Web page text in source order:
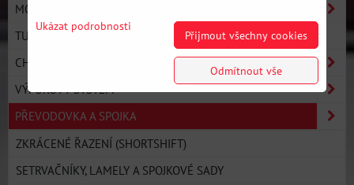
MOTOR
TURBO KOMPONENTY
CHLAZENÍ
VÝFUKOVÝ SYSTÉM
PŘEVODOVKA A SPOJKA
ZKRÁCENÉ ŘAZENÍ (SHORTSHIFT)
SETRVAČNÍKY, LAMELY A SPOJKOVÉ SADY
Ukázat podrobnosti
Přijmout všechny cookies
Odmítnout vše